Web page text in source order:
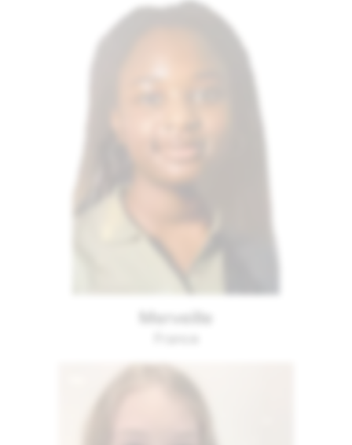
Merveille